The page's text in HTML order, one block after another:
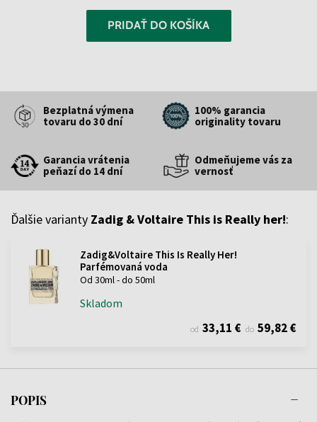
PRIDAŤ DO KOŠÍKA
Bezplatná výmena
tovaru do 30 dní
100% garancia
originality tovaru
Garancia vrátenia
peňazí do 14 dní
Odmeňujeme vás za
vernosť
Ďalšie varianty Zadig & Voltaire This is Really her!:
Zadig&Voltaire This Is Really Her!
Parfémovaná voda
Od 30ml - do 50ml
Skladom
od 33,11 € do 59,82 €
POPIS